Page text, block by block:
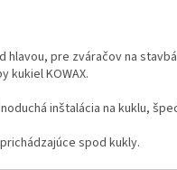
hlavou, pre zváračov na
kukiel KOWAX.
inštalácia na kuklu,
spod kukly.